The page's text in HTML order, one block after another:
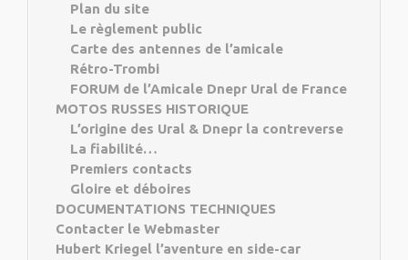
Plan du site
Le règlement public
Carte des antennes de l’amicale
Rétro-Trombi
FORUM de l’Amicale Dnepr Ural de France
MOTOS RUSSES HISTORIQUE
L’origine des Ural & Dnepr la contreverse
La fiabilité…
Premiers contacts
Gloire et déboires
DOCUMENTATIONS TECHNIQUES
Contacter le Webmaster
Hubert Kriegel l’aventure en side-car